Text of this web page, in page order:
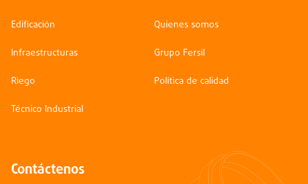
Edificación
Infraestructuras
Riego
Técnico Industrial
Quienes somos
Grupo Fersil
Política de calidad
Contáctenos